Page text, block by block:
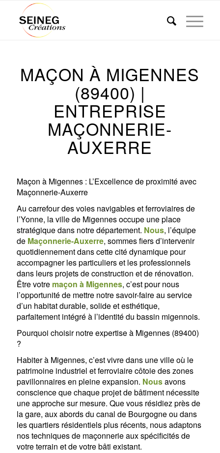
MAÇON À MIGENNES
(89400) |
ENTREPRISE
MAÇONNERIE-
AUXERRE
Maçon à Migennes : L’Excellence de proximité avec
Maçonnerie-Auxerre
Au carrefour des voies navigables et ferroviaires de
l’Yonne, la ville de Migennes occupe une place
stratégique dans notre département. Nous, l’équipe
de Maçonnerie-Auxerre, sommes fiers d’intervenir
quotidiennement dans cette cité dynamique pour
accompagner les particuliers et les professionnels
dans leurs projets de construction et de rénovation.
Être votre maçon à Migennes, c’est pour nous
l’opportunité de mettre notre savoir-faire au service
d’un habitat durable, solide et esthétique,
parfaitement intégré à l’identité du bassin migennois.
Pourquoi choisir notre expertise à Migennes (89400)
?
Habiter à Migennes, c’est vivre dans une ville où le
patrimoine industriel et ferroviaire côtoie des zones
pavillonnaires en pleine expansion. Nousavons
conscience que chaque projet de bâtiment nécessite
une approche sur mesure. Que vous résidiez près de
la gare, aux abords du canal de Bourgogne ou dans
les quartiers résidentiels plus récents, nous adaptons
nos techniques de maçonnerie aux spécificités de
votre terrain et de votre bâti existant.